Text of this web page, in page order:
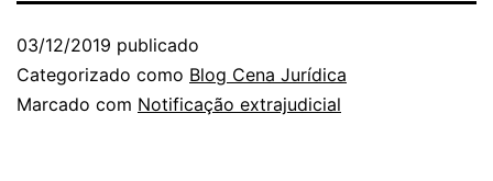
03/12/2019 publicado
Categorizado como Blog Cena Jurídica
Marcado com Notificação extrajudicial